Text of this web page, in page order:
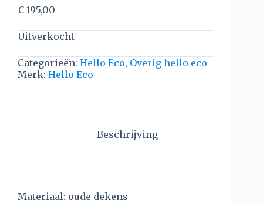
€ 195,00
Uitverkocht
Categorieën: Hello Eco, Overig hello eco
Merk: Hello Eco
Beschrijving
Materiaal: oude dekens